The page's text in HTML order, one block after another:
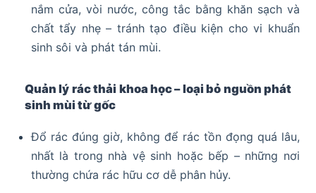
nắm cửa, vòi nước, công tắc bằng khăn sạch và
chất tẩy nhẹ – tránh tạo điều kiện cho vi khuẩn
sinh sôi và phát tán mùi.
Quản lý rác thải khoa học – loại bỏ nguồn phát
sinh mùi từ gốc
Đổ rác đúng giờ, không để rác tồn đọng quá lâu,
nhất là trong nhà vệ sinh hoặc bếp – những nơi
thường chứa rác hữu cơ dễ phân hủy.